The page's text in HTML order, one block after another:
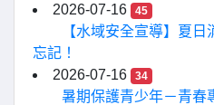
2026-07-16
45
【水域安全宣導】夏
忘記！
2026-07-16
34
暑期保護青少年－青春